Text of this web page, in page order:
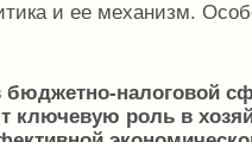
и ее механизм.
бюджетно-налоговой
ключевую роль в